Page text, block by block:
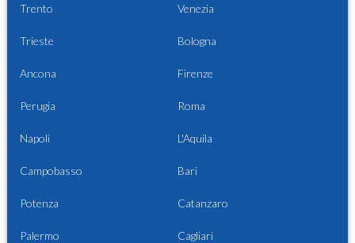
Trento Venezia
Trieste Bologna
Ancona Firenze
Perugia Roma
Napoli L'Aquila
Campobasso Bari
Potenza Catanzaro
Palermo Cagliari